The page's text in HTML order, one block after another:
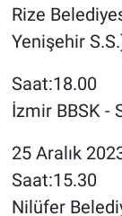
Rize
Yenişehir
Saat:18.00
İzmir BBSK -
25 Aralık
Saat:15.30
Nilüfer